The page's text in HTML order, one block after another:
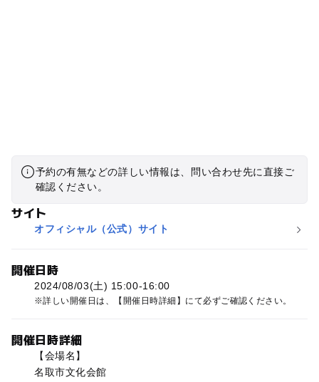
予約の有無などの詳しい情報は、問い合わせ先に直接ご
確認ください。
サイト
オフィシャル（公式）サイト
開催日時
2024/08/03(土) 15:00-16:00
詳しい開催日は、【開催日時詳細】にて必ずご確認ください。
開催日時詳細
【会場名】
名取市文化会館